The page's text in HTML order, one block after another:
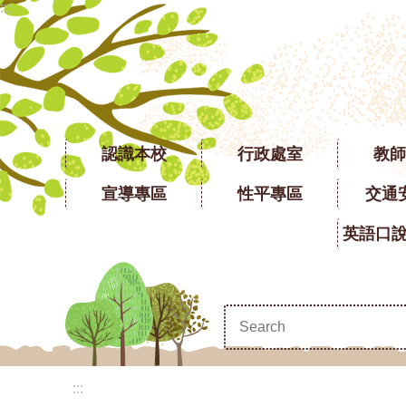
跳到主要內容區塊
:::
認識本校 行政處室 教
宣導專區 性平專區 交通
:::